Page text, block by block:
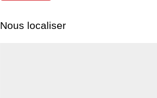
Nous localiser